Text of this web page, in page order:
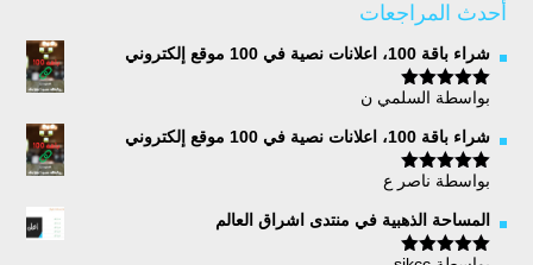
أحدث المراجعات
شراء باقة 100، اعلانات نصية في 100 موقع إلكتروني
تم التقييم5
بواسطة السلمي ن
شراء باقة 100، اعلانات نصية في 100 موقع إلكتروني
تم التقييم5
بواسطة ناصر ع
المساحة الذهبية في منتدى اشراق العالم